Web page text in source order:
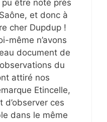
être noté près
et donc à
cher Dupdup !
même n’avons
document de
du
attiré nos
Etincelle,
d’observer ces
dans le même